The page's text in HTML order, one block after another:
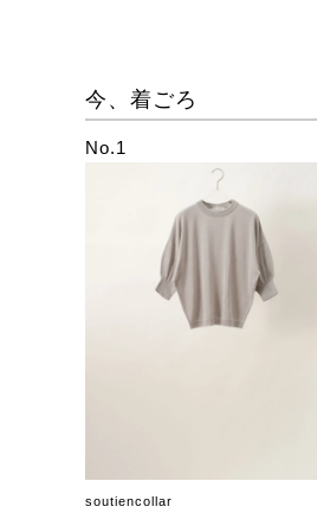
今、着ごろ
No.1
soutiencollar